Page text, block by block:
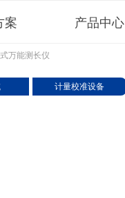
案 产品中心
万能测长仪
计量校准设备